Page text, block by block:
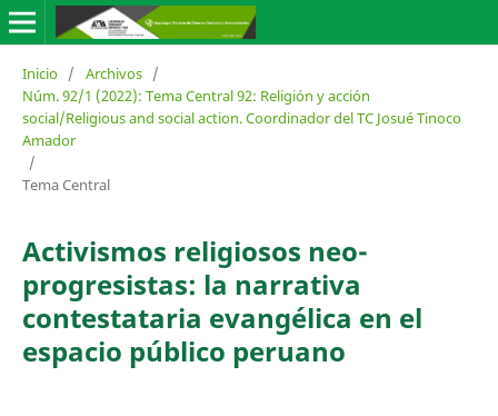
Inicio / Archivos /
Núm. 92/1 (2022): Tema Central 92: Religión y acción
social/Religious and social action. Coordinador del TC Josué Tinoco
Amador
/
Tema Central
Activismos religiosos neo-
progresistas: la narrativa
contestataria evangélica en el
espacio público peruano